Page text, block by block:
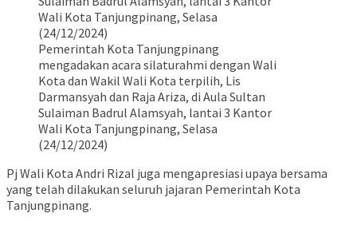
Pemerintah Kota Tanjungpinang
mengadakan acara silaturahmi dengan Wali
Kota dan Wakil Wali Kota terpilih, Lis
Darmansyah dan Raja Ariza, di Aula Sultan
Sulaiman Badrul Alamsyah, lantai 3 Kantor
Wali Kota Tanjungpinang, Selasa
(24/12/2024)
Pj Wali Kota Andri Rizal juga mengapresiasi upaya bersama
yang telah dilakukan seluruh jajaran Pemerintah Kota
Tanjungpinang.